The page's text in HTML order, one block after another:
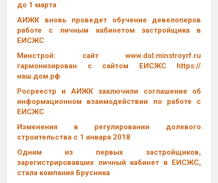
до 1 марта
АИЖК вновь проведет обучение девелоперов
работе с личным кабинетом застройщика в
ЕИСЖС
Минстрой: сайт www.dol.minstroyrf.ru
гармонизирован с сайтом ЕИСЖС https://
наш.дом.рф
Росреестр и АИЖК заключили соглашение об
информационном взаимодействии по работе с
ЕИСЖС
Изменения в регулировании долевого
строительства с 1 января 2018
Одним из первых застройщиков,
зарегистрировавших личный кабинет в ЕИСЖС,
стала компания Брусника